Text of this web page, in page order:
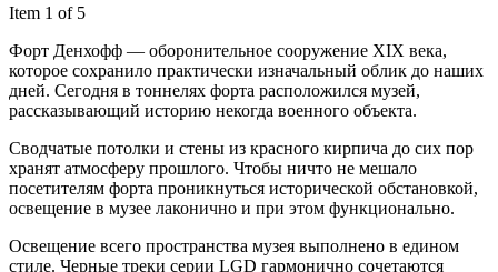
Item 1 of 5
Форт Денхофф — оборонительное сооружение XIX века,
которое сохранило практически изначальный облик до наших
дней. Сегодня в тоннелях форта расположился музей,
рассказывающий историю некогда военного объекта.
Сводчатые потолки и стены из красного кирпича до сих пор
хранят атмосферу прошлого. Чтобы ничто не мешало
посетителям форта проникнуться исторической обстановкой,
освещение в музее лаконично и при этом функционально.
Освещение всего пространства музея выполнено в едином
стиле. Черные треки серии LGD гармонично сочетаются